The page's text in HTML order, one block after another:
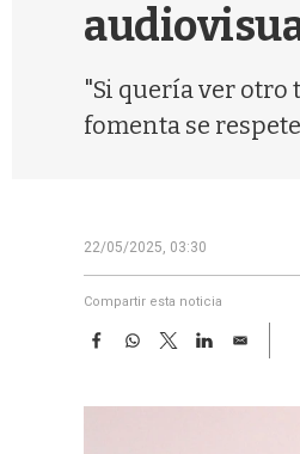
"Si quería ver
fomenta se
22/05/2025, 03:30
Compartir esta noticia
F
e
W
t
T
w
t
L
k
E
i